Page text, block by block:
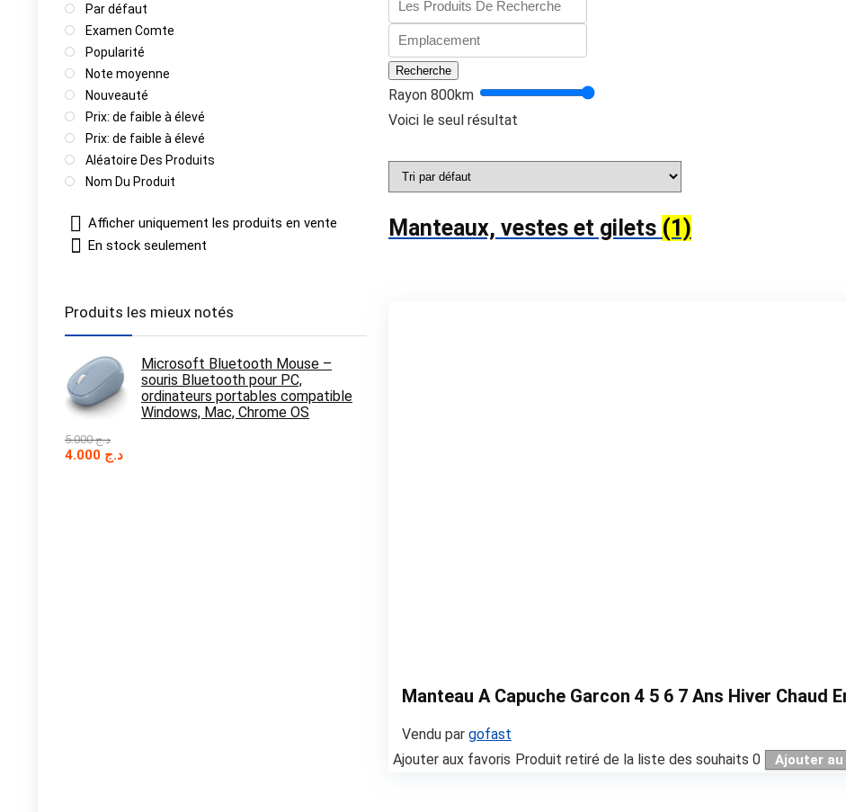
Par défaut
Examen Comte
Popularité
Note moyenne
Nouveauté
Prix: de faible à élevé
Prix: de faible à élevé
Aléatoire Des Produits
Nom Du Produit
Afficher uniquement les produits en vente
En stock seulement
Produits les mieux notés
Microsoft Bluetooth Mouse –
souris Bluetooth pour PC,
ordinateurs portables compatible
Windows, Mac, Chrome OS
د.ج5.000
Le
د.جLe
Recherche
Rayon 800km
Voici le seul résultat
Manteaux, vestes et gilets (1)
Manteau A Capuche Garcon 4 5 6 7 Ans Hiver Chaud
Vendu par gofast
Ajouter aux favoris Produit retiré de la liste des souhaits 0 Ajouter